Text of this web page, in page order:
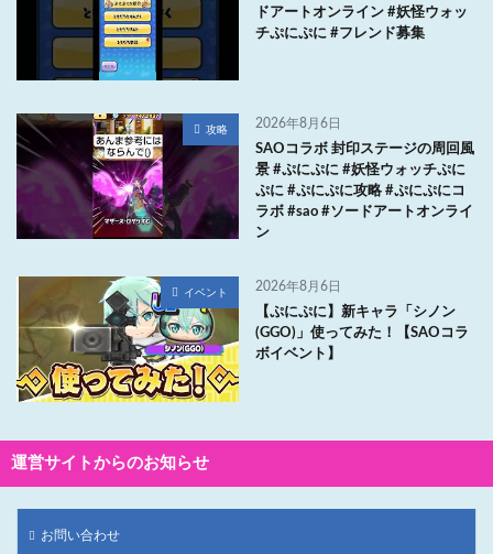
ドアートオンライン #妖怪ウォッ
チぷにぷに #フレンド募集
攻略 2026年8月6日
SAOコラボ 封印ステージの周回風
景 #ぷにぷに #妖怪ウォッチぷに
ぷに #ぷにぷに攻略 #ぷにぷにコ
ラボ #sao #ソードアートオンライ
ン
イベント 2026年8月6日
【ぷにぷに】新キャラ「シノン
(GGO)」使ってみた！【SAOコラ
ボイベント】
運営サイトからのお知らせ
お問い合わせ